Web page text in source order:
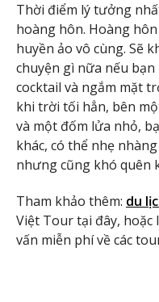
Thời điểm lý tưởng
hoàng hôn. Hoàng
huyền ảo vô cùng. Sẽ
chuyện gì nữa nếu
cocktail và ngắm mặt
khi trời tối hẳn, bên
và một đốm lửa nhỏ,
khác, có thể nhẹ
nhưng cũng khó quên
Tham khảo thêm: du
Việt Tour tại đây, hoặc
vấn miễn phí về các